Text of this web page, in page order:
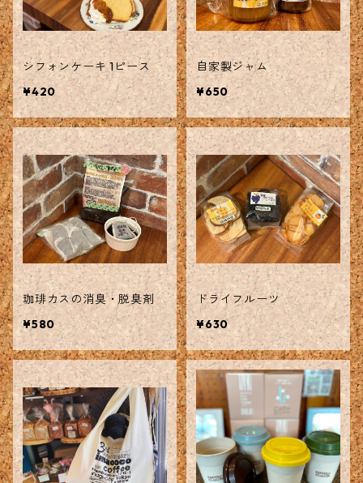
シフォンケーキ 1ピース
¥420
自家製ジャム
¥650
珈琲カスの消臭・脱臭剤
¥580
ドライフルーツ
¥630